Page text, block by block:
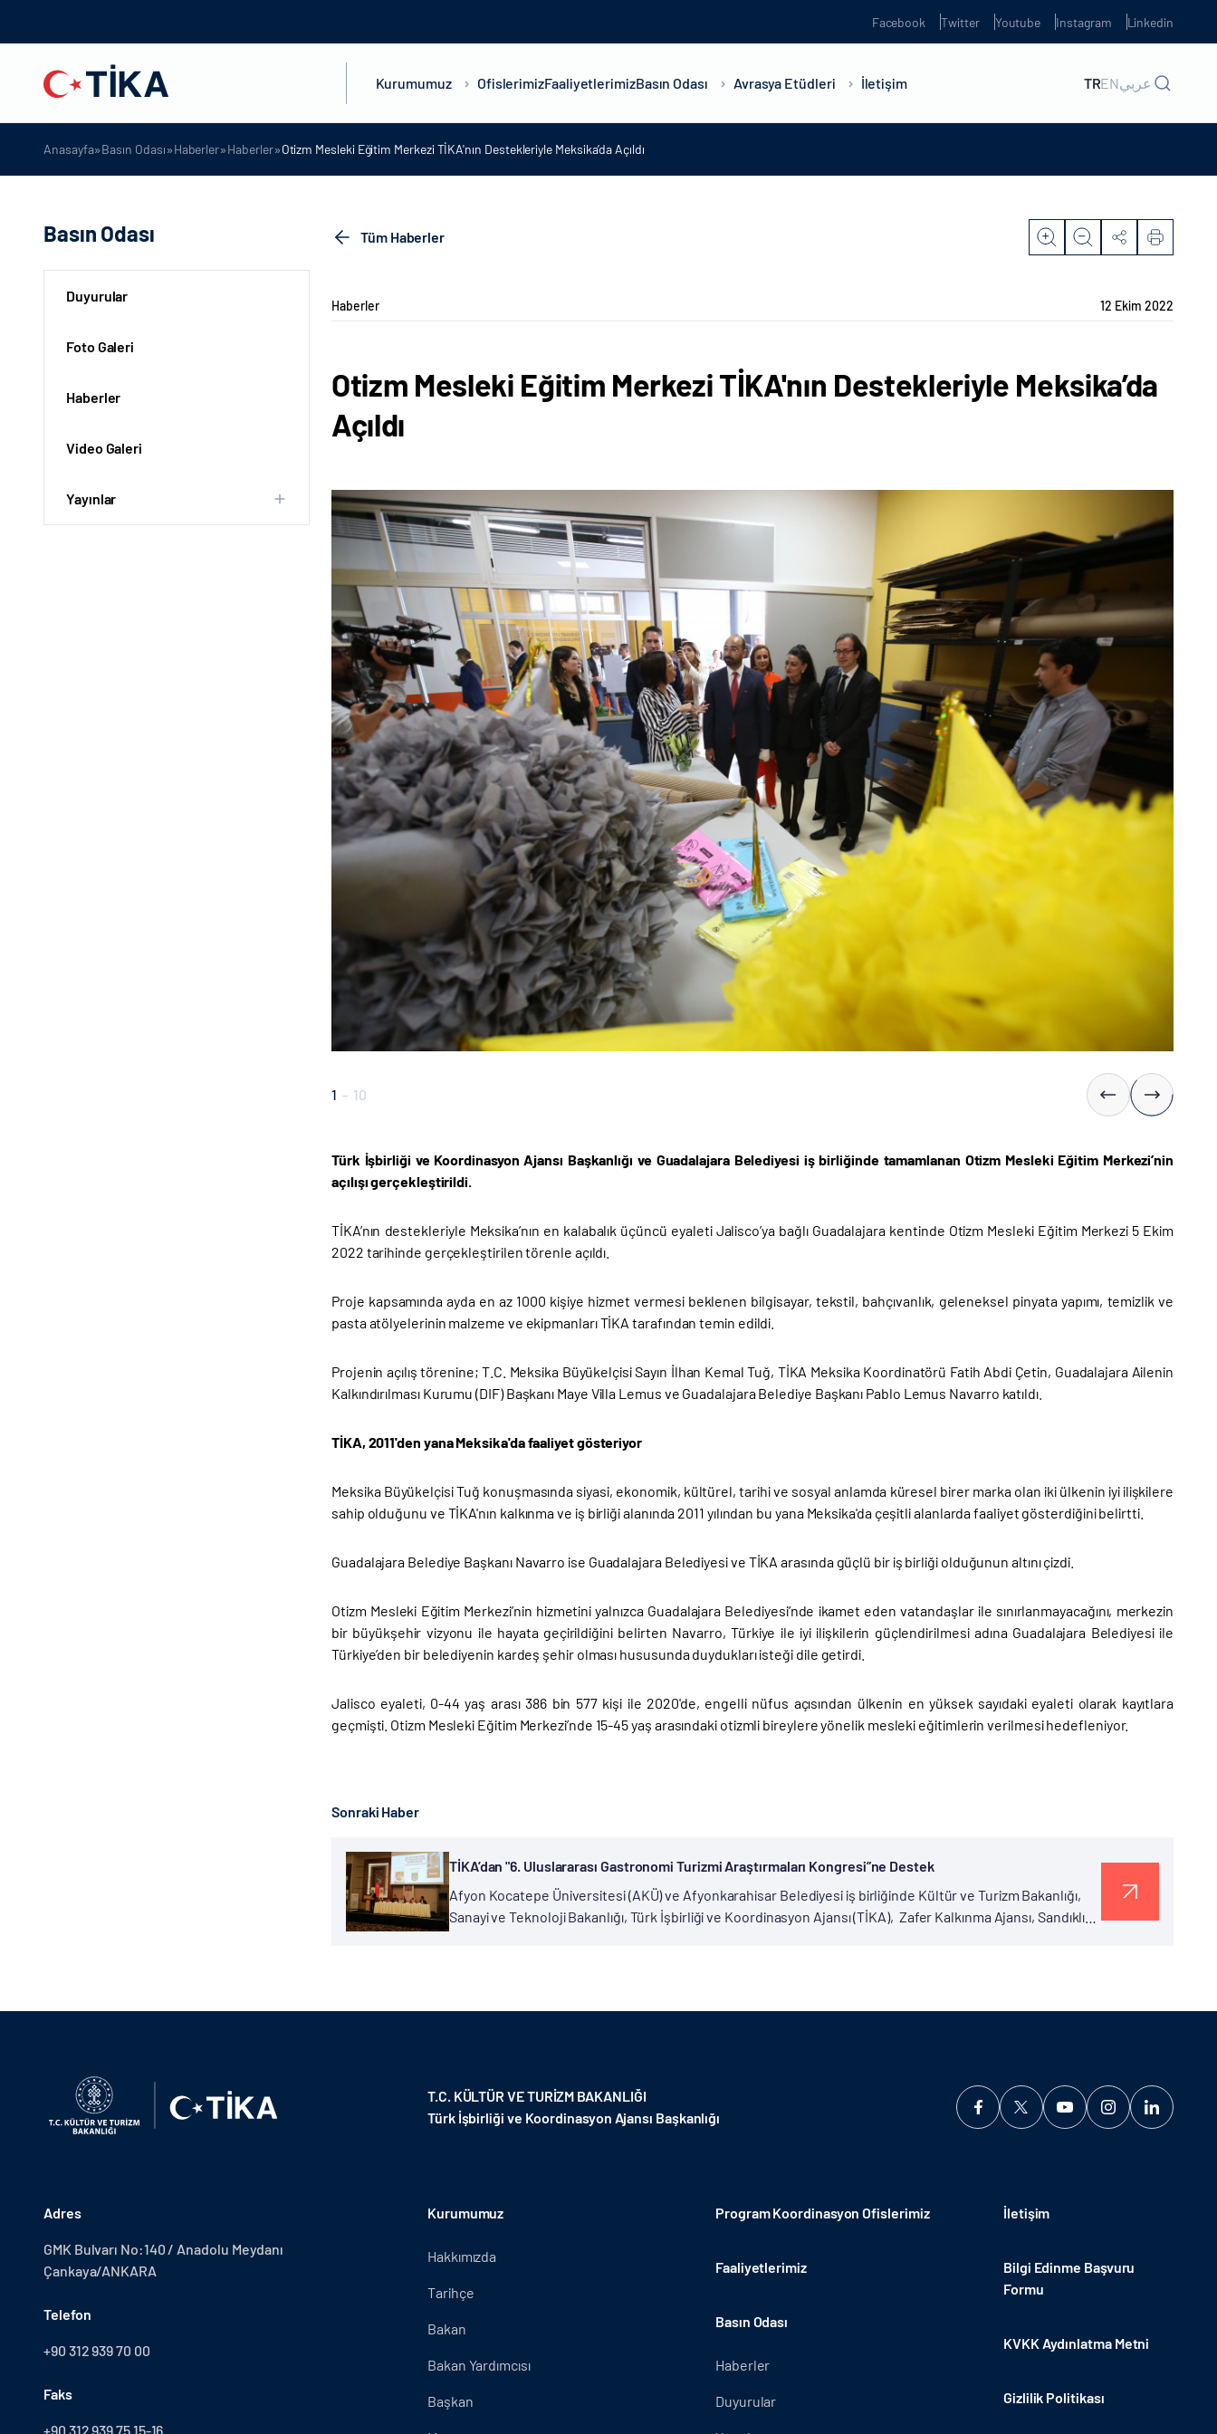
Facebook Twitter Youtube Instagram Linkedin
Kurumumuz OfislerimizFaaliyetlerimizBasın Odası Avrasya Etüdleri İletişim TRENعربي
Anasayfa»Basın Odası»Haberler»Haberler»Otizm Mesleki Eğitim Merkezi TİKA'nın Destekleriyle Meksika’da Açıldı
Basın Odası
Duyurular
Foto Galeri
Haberler
Video Galeri
Yayınlar
Tüm Haberler
Haberler 12 Ekim 2022
Otizm Mesleki Eğitim Merkezi TİKA'nın Destekleriyle Meksika’da
Açıldı
1 - 10
Türk İşbirliği ve Koordinasyon Ajansı Başkanlığı ve Guadalajara Belediyesi iş birliğinde tamamlanan Otizm Mesleki Eğitim Merkezi’nin
açılışı gerçekleştirildi.
TİKA’nın destekleriyle Meksika’nın en kalabalık üçüncü eyaleti Jalisco’ya bağlı Guadalajara kentinde Otizm Mesleki Eğitim Merkezi 5 Ekim
2022 tarihinde gerçekleştirilen törenle açıldı.
Proje kapsamında ayda en az 1000 kişiye hizmet vermesi beklenen bilgisayar, tekstil, bahçıvanlık, geleneksel pinyata yapımı, temizlik ve
pasta atölyelerinin malzeme ve ekipmanları TİKA tarafından temin edildi.
Projenin açılış törenine; T.C. Meksika Büyükelçisi Sayın İlhan Kemal Tuğ, TİKA Meksika Koordinatörü Fatih Abdi Çetin, Guadalajara Ailenin
Kalkındırılması Kurumu (DIF) Başkanı Maye Villa Lemus ve Guadalajara Belediye Başkanı Pablo Lemus Navarro katıldı.
TİKA, 2011'den yana Meksika'da faaliyet gösteriyor
Meksika Büyükelçisi Tuğ konuşmasında siyasi, ekonomik, kültürel, tarihi ve sosyal anlamda küresel birer marka olan iki ülkenin iyi ilişkilere
sahip olduğunu ve TİKA'nın kalkınma ve iş birliği alanında 2011 yılından bu yana Meksika'da çeşitli alanlarda faaliyet gösterdiğini belirtti.
Guadalajara Belediye Başkanı Navarro ise Guadalajara Belediyesi ve TİKA arasında güçlü bir iş birliği olduğunun altını çizdi.
Otizm Mesleki Eğitim Merkezi’nin hizmetini yalnızca Guadalajara Belediyesi’nde ikamet eden vatandaşlar ile sınırlanmayacağını, merkezin
bir büyükşehir vizyonu ile hayata geçirildiğini belirten Navarro, Türkiye ile iyi ilişkilerin güçlendirilmesi adına Guadalajara Belediyesi ile
Türkiye’den bir belediyenin kardeş şehir olması hususunda duydukları isteği dile getirdi.
Jalisco eyaleti, 0-44 yaş arası 386 bin 577 kişi ile 2020'de, engelli nüfus açısından ülkenin en yüksek sayıdaki eyaleti olarak kayıtlara
geçmişti. Otizm Mesleki Eğitim Merkezi’nde 15-45 yaş arasındaki otizmli bireylere yönelik mesleki eğitimlerin verilmesi hedefleniyor.
Sonraki Haber
TİKA’dan "6. Uluslararası Gastronomi Turizmi Araştırmaları Kongresi”ne Destek
Afyon Kocatepe Üniversitesi (AKÜ) ve Afyonkarahisar Belediyesi iş birliğinde Kültür ve Turizm Bakanlığı,
Sanayi ve Teknoloji Bakanlığı, Türk İşbirliği ve Koordinasyon Ajansı (TİKA), Zafer Kalkınma Ajansı, Sandıklı
T.C. KÜLTÜR VE TURİZM BAKANLIĞI
Türk İşbirliği ve Koordinasyon Ajansı Başkanlığı
Adres
GMK Bulvarı No:140 / Anadolu Meydanı
Çankaya/ANKARA
Telefon
+90 312 939 70 00
Faks
+90 312 939 75 15-16
Kurumumuz
Hakkımızda
Tarihçe
Bakan
Bakan Yardımcısı
Başkan
Program Koordinasyon Ofislerimiz
Faaliyetlerimiz
Basın Odası
Haberler
Duyurular
İletişim
Bilgi Edinme Başvuru
Formu
KVKK Aydınlatma Metni
Gizlilik Politikası